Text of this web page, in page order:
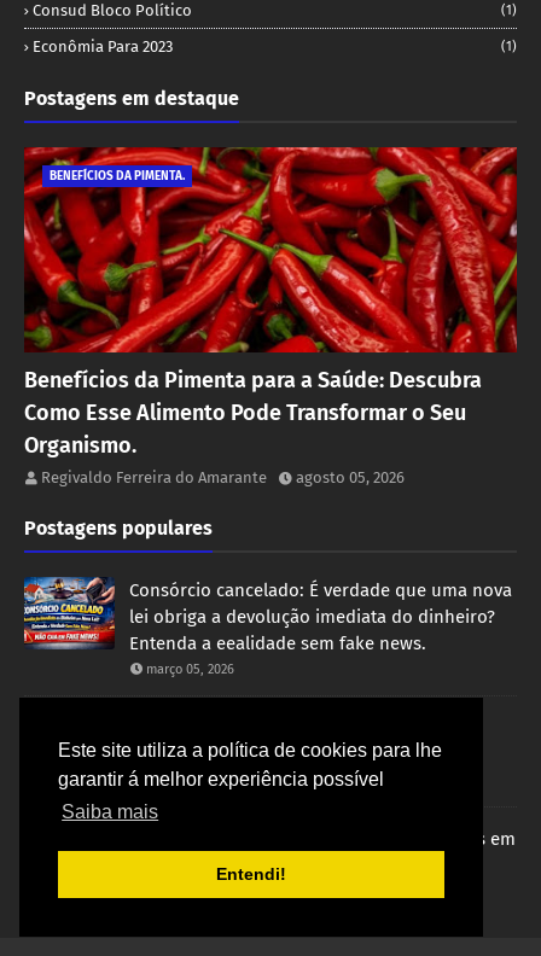
Este site utiliza a política de cookies para lhe
garantir á melhor experiência possível
Saiba mais
Entendi!
Consud Bloco Político (1)
Econômia Para 2023 (1)
Postagens em destaque
BENEFÍCIOS DA PIMENTA.
Benefícios da Pimenta para a Saúde: Descubra
Como Esse Alimento Pode Transformar o Seu
Organismo.
Regivaldo Ferreira do Amarante agosto 05, 2026
Postagens populares
Consórcio cancelado: É verdade que uma nova
lei obriga a devolução imediata do dinheiro?
Entenda a eealidade sem fake news.
março 05, 2026
Riscos de Derrame e Infarto.
setembro 25, 2023
Governo Bolsonaro avança em negociações em
visita no Oriente Médio com grandes